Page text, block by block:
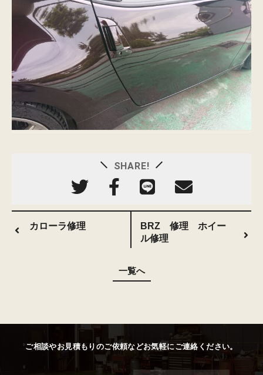
SHARE!
カローラ修理
BRZ 修理 ホイー
ル修理
一覧へ
ご相談やお見積もりのご依頼などお気軽にご連絡ください。